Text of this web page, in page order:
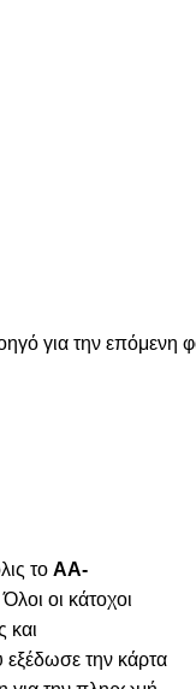
για την
το AA-
οι κάτοχοι
και
την κάρτα